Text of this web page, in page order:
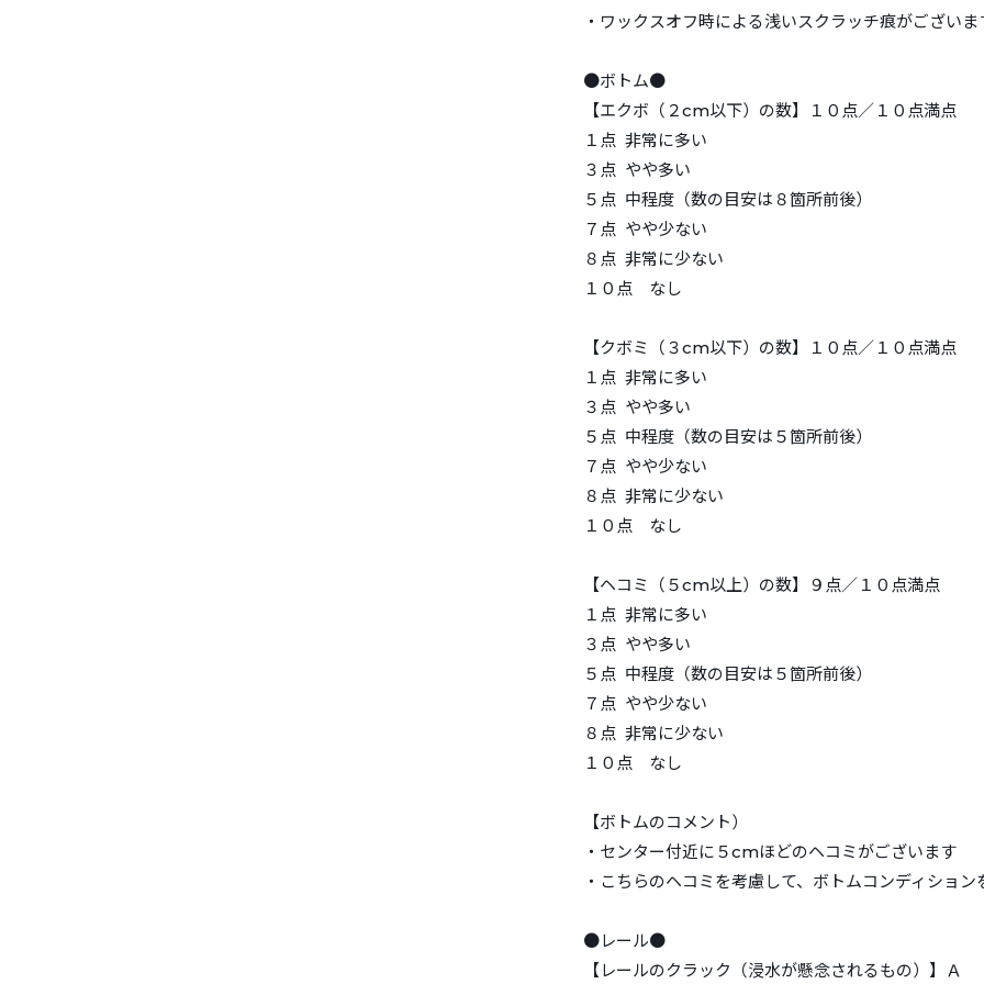
・ワックスオフ時による浅いスクラッチ痕がございま
●ボトム●
【エクボ（２cm以下）の数】１０点／１０点満点
１点 非常に多い
３点 やや多い
５点 中程度（数の目安は８箇所前後）
７点 やや少ない
８点 非常に少ない
１０点 なし
【クボミ（３cm以下）の数】１０点／１０点満点
１点 非常に多い
３点 やや多い
５点 中程度（数の目安は５箇所前後）
７点 やや少ない
８点 非常に少ない
１０点 なし
【ヘコミ（５cm以上）の数】９点／１０点満点
１点 非常に多い
３点 やや多い
５点 中程度（数の目安は５箇所前後）
７点 やや少ない
８点 非常に少ない
１０点 なし
【ボトムのコメント）
・センター付近に５cmほどのヘコミがございます
・こちらのヘコミを考慮して、ボトムコンディショ
●レール●
【レールのクラック（浸水が懸念されるもの）】Ａ